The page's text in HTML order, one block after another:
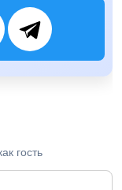
гость